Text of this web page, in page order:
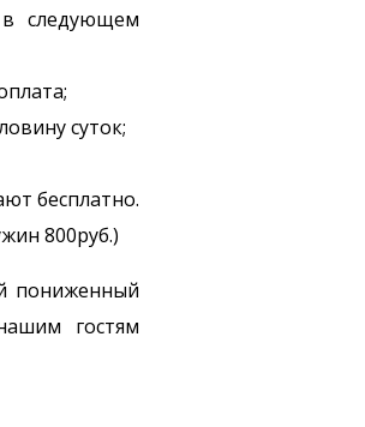
следующем
суток;
бесплатно.
800руб.)
пониженный
гостям